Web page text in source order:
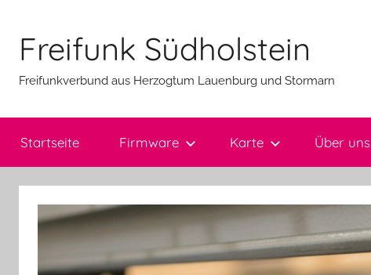
springen
Freifunk Südholstein
Freifunkverbund aus Herzogtum Lauenburg und Stormarn
Startseite Firmware Karte Über uns